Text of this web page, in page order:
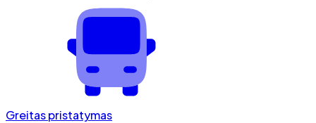
Greitas pristatymas